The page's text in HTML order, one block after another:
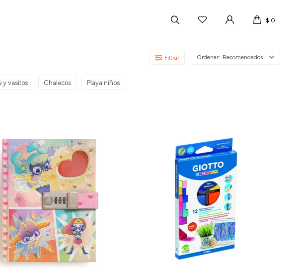
$ 0
Recomendados
y vasitos Chalecos Playa niños